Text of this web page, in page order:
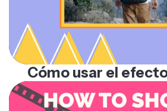
Cómo usar el